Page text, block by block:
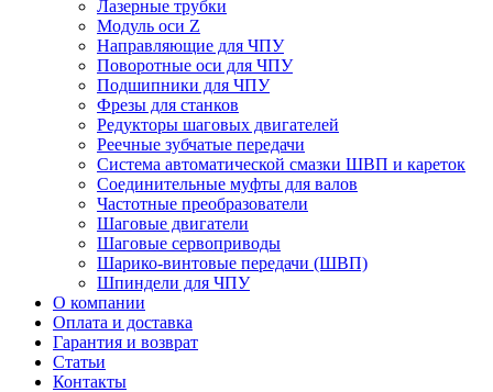
Лазерные трубки
Модуль оси Z
Направляющие для ЧПУ
Поворотные оси для ЧПУ
Подшипники для ЧПУ
Фрезы для станков
Редукторы шаговых двигателей
Реечные зубчатые передачи
Система автоматической смазки ШВП и кареток
Соединительные муфты для валов
Частотные преобразователи
Шаговые двигатели
Шаговые сервоприводы
Шарико-винтовые передачи (ШВП)
Шпиндели для ЧПУ
О компании
Оплата и доставка
Гарантия и возврат
Статьи
Контакты